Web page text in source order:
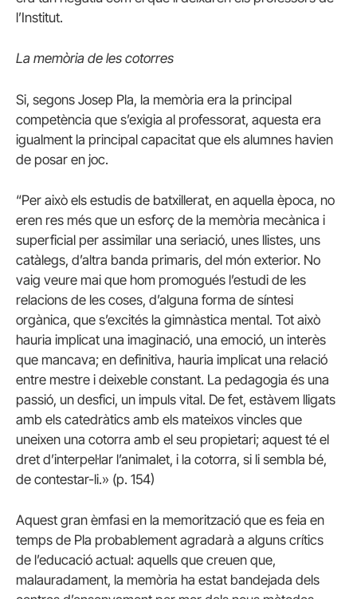
l’Institut.
La memòria de les cotorres
Si, segons Josep Pla, la memòria era la principal
competència que s’exigia al professorat, aquesta era
igualment la principal capacitat que els alumnes havien
de posar en joc.
“Per això els estudis de batxillerat, en aquella època, no
eren res més que un esforç de la memòria mecànica i
superficial per assimilar una seriació, unes llistes, uns
catàlegs, d’altra banda primaris, del món exterior. No
vaig veure mai que hom promogués l’estudi de les
relacions de les coses, d’alguna forma de síntesi
orgànica, que s’excités la gimnàstica mental. Tot això
hauria implicat una imaginació, una emoció, un interès
que mancava; en definitiva, hauria implicat una relació
entre mestre i deixeble constant. La pedagogia és una
passió, un desfici, un impuls vital. De fet, estàvem lligats
amb els catedràtics amb els mateixos vincles que
uneixen una cotorra amb el seu propietari; aquest té el
dret d’interpel·lar l’animalet, i la cotorra, si li sembla bé,
de contestar-li.» (p. 154)
Aquest gran èmfasi en la memorització que es feia en
temps de Pla probablement agradarà a alguns crítics
de l’educació actual: aquells que creuen que,
malauradament, la memòria ha estat bandejada dels